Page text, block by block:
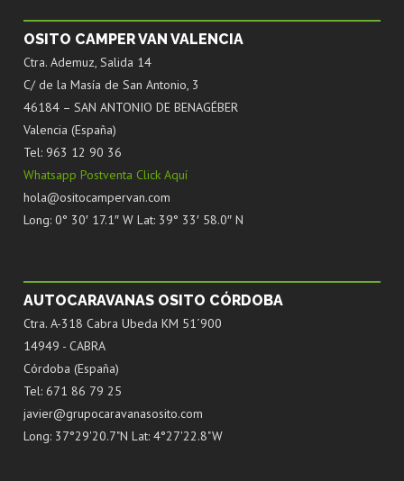
OSITO CAMPER VAN VALENCIA
Ctra. Ademuz, Salida 14
C/ de la Masía de San Antonio, 3
46184 – SAN ANTONIO DE BENAGÉBER
Valencia (España)
Tel: 963 12 90 36
Whatsapp Postventa Click Aquí
hola@ositocampervan.com
Long: 0° 30′ 17.1″ W Lat: 39° 33′ 58.0″ N
AUTOCARAVANAS OSITO CÓRDOBA
Ctra. A-318 Cabra Ubeda KM 51´900
14949 - CABRA
Córdoba (España)
Tel: 671 86 79 25
javier@grupocaravanasosito.com
Long: 37°29'20.7"N Lat: 4°27'22.8"W